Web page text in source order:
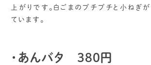
上がりです。白ごまのプチプチと小ねぎが
ています。
・あんバタ 380円